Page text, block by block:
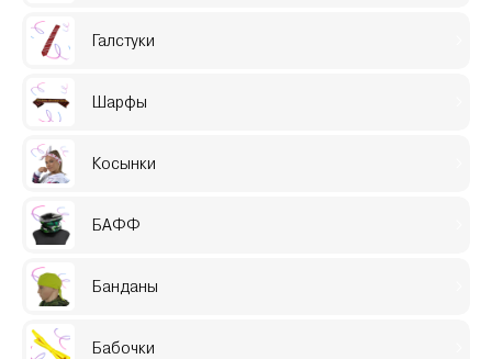
Галстуки
Шарфы
Косынки
БАФФ
Банданы
Бабочки